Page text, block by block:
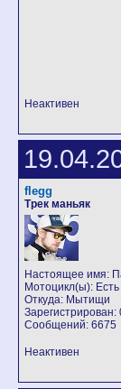
Неактивен
flegg
Трек маньяк
Настоящее имя:
Мотоцикл(ы): Есть
Откуда: Мытищи
Зарегистрирован:
Сообщений: 6675
Неактивен